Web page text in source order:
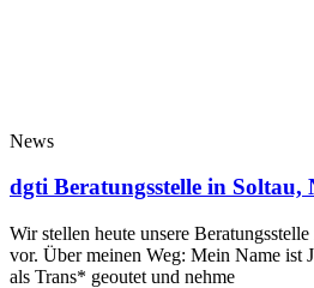
News
dgti Beratungsstelle in Soltau,
Wir stellen heute unsere
vor. Über meinen Weg: Mein Name ist
als Trans* geoutet und nehme